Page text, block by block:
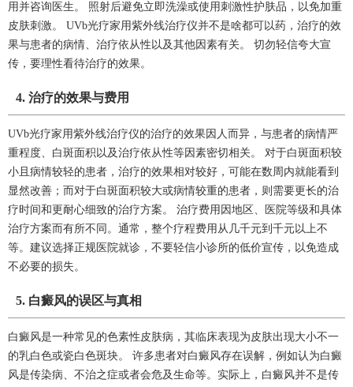
用并咨询医生。 照射后避免立即洗澡或使用刺激性护肤品，以免加重
皮肤刺激。 UVb光疗家用紫外线治疗仪并不是啥都可以药，治疗的效
果与患者的病情、治疗依从性以及其他因素有关。 切勿轻信夸大宣
传，要理性看待治疗的效果。
4. 治疗的效果与费用
UVb光疗家用紫外线治疗仪的治疗的效果因人而异，与患者的病情严
重程度、白斑面积以及治疗依从性等因素密切相关。 对于白斑面积较
小且病情较轻的患者，治疗的效果相对较好，可能在数周内就能看到
显然改善；而对于白斑面积较大或病情较重的患者，则需要更长的治
疗时间和更耐心细致的治疗方案。 治疗费用因地区、医院等级和具体
治疗方案而有所不同。通常，整个疗程费用从几千元到千元以上不
等。建议选择正规医院就诊，不要轻信小诊所的低价宣传，以免造成
不必要的损失。
5. 白癜风的误区与真相
白癜风是一种常见的色素性皮肤病，其临床表现为皮肤出现大小不一
的乳白色或瓷白色斑块。 许多患者对白癜风存在误解，例如认为白癜
风是传染病、不治之症或者会危及生命等。实际上，白癜风并不是传